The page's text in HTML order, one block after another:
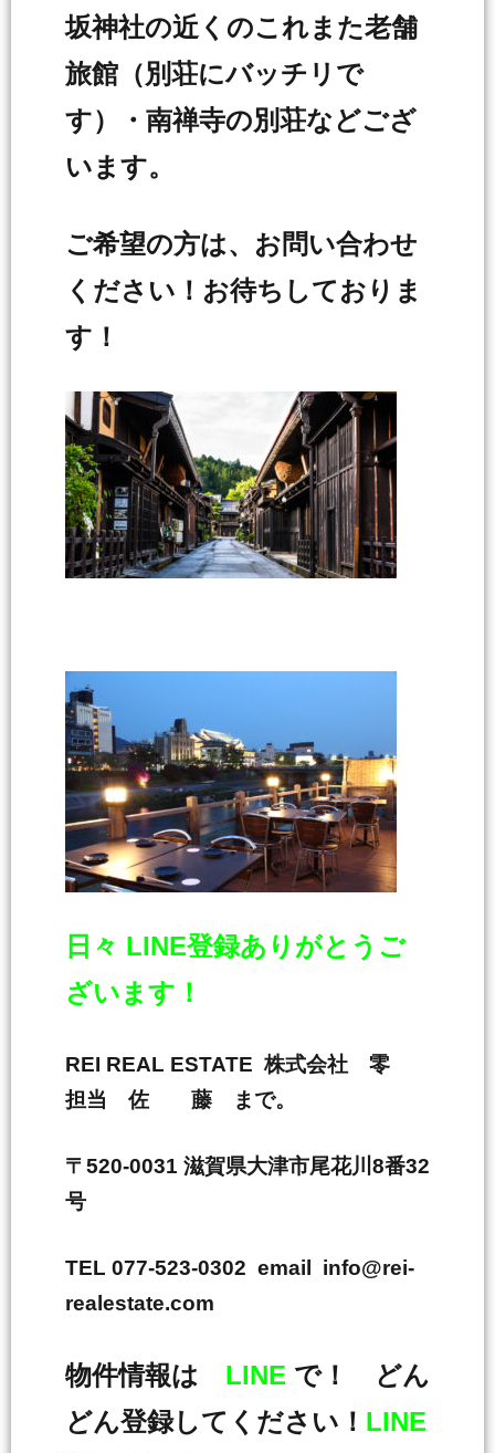
坂神社の近くのこれまた老舗
旅館（別荘にバッチリで
す）・南禅寺の別荘などござ
います。
ご希望の方は、お問い合わせ
ください！お待ちしておりま
す！
日々 LINE登録ありがとうご
ざいます！
REI REAL ESTATE 株式会社 零
担当 佐 藤 まで。
〒520-0031 滋賀県大津市尾花川8番32
号
TEL 077-523-0302 email info@rei-
realestate.com
物件情報は LINE で！ どん
どん登録してください！ LINE